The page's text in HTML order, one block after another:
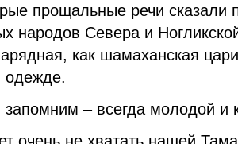
прощальные речи сказали
народов Севера и
как шамаханская
одежде.
– всегда молодой и